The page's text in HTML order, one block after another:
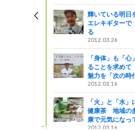
輝いている明日
エレキギターで「
る
2012.03.26
「身体」も「心」
ることを求めて
魅力を「次の時代
2012.03.16
「火」と「水」に
健康茶 地域の多
康で元気になって
2012.03.16